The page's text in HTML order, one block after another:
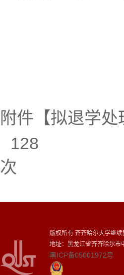
附件【拟退学处
128
次
版权所有 齐齐哈尔大学继
地址：黑龙江省齐齐哈尔
黑ICP备05001972号